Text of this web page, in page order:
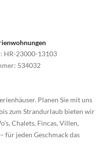
: HR-23000-13103
: 534032
Planen Sie mit uns
zum Strandurlaub bieten wir
Chalets, Fincas, Villen,
für jeden Geschmack das